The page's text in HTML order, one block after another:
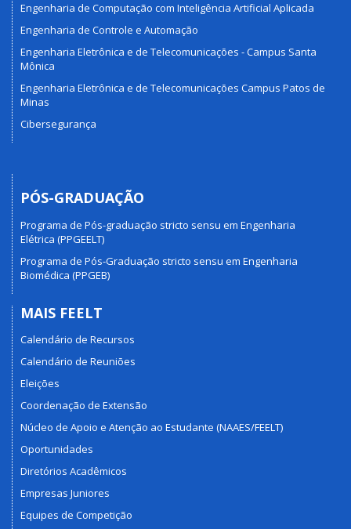
Engenharia de Computação com Inteligência Artificial Aplicada
Engenharia de Controle e Automação
Engenharia Eletrônica e de Telecomunicações - Campus Santa
Mônica
Engenharia Eletrônica e de Telecomunicações Campus Patos de
Minas
Cibersegurança
PÓS-GRADUAÇÃO
Programa de Pós-graduação stricto sensu em Engenharia
Elétrica (PPGEELT)
Programa de Pós-Graduação stricto sensu em Engenharia
Biomédica (PPGEB)
MAIS FEELT
Calendário de Recursos
Calendário de Reuniões
Eleições
Coordenação de Extensão
Núcleo de Apoio e Atenção ao Estudante (NAAES/FEELT)
Oportunidades
Diretórios Acadêmicos
Empresas Juniores
Equipes de Competição